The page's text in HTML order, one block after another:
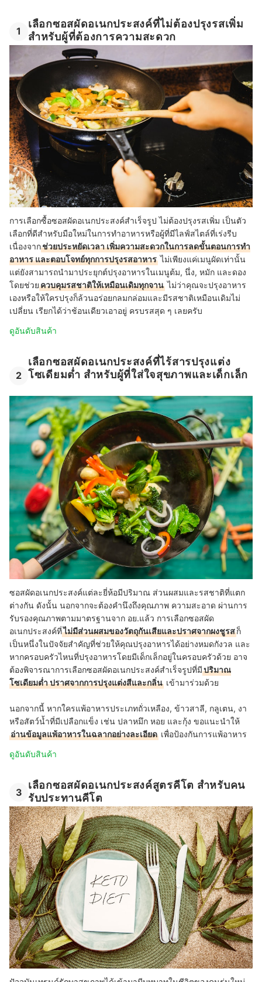
1
เลือกซอสผัดอเนกประสงค์ที่ไม่ต้องปรุงรสเพิ่ม
สำหรับผู้ที่ต้องการความสะดวก
การเลือกซื้อซอสผัดอเนกประสงค์สำเร็จรูป ไม่ต้องปรุงรสเพิ่ม เป็นตัว
เลือกที่ดีสำหรับมือใหม่ในการทำอาหารหรือผู้ที่มีไลฟ์สไตล์ที่เร่งรีบ
เนื่องจากช่วยประหยัดเวลา เพิ่มความสะดวกในการลดขั้นตอนการทำ
อาหาร และตอบโจทย์ทุกการปรุงรสอาหาร ไม่เพียงแค่เมนูผัดเท่านั้น
แต่ยังสามารถนำมาประยุกต์ปรุงอาหารในเมนูต้ม, นึ่ง, หมัก และดอง
โดยช่วยควบคุมรสชาติให้เหมือนเดิมทุกจาน ไม่ว่าคุณจะปรุงอาหาร
เองหรือให้ใครปรุงก็ล้วนอร่อยกลมกล่อมและมีรสชาติเหมือนเดิมไม่
เปลี่ยน เรียกได้ว่าช้อนเดียวเอาอยู่ ครบรสสุด ๆ เลยครับ
ดูอันดับสินค้า
2
เลือกซอสผัดอเนกประสงค์ที่ไร้สารปรุงแต่ง
โซเดียมต่ำ สำหรับผู้ที่ใส่ใจสุขภาพและเด็กเล็ก
ซอสผัดอเนกประสงค์แต่ละยี่ห้อมีปริมาณ ส่วนผสมและรสชาติที่แตก
ต่างกัน ดังนั้น นอกจากจะต้องคำนึงถึงคุณภาพ ความสะอาด ผ่านการ
รับรองคุณภาพตามมาตรฐานจาก อย.แล้ว การเลือกซอสผัด
อเนกประสงค์ที่ไม่มีส่วนผสมของวัตถุกันเสียและปราศจากผงชูรสก็
เป็นหนึ่งในปัจจัยสำคัญที่ช่วยให้คุณปรุงอาหารได้อย่างหมดกังวล และ
หากครอบครัวไหนที่ปรุงอาหารโดยมีเด็กเล็กอยู่ในครอบครัวด้วย อาจ
ต้องพิจารณาการเลือกซอสผัดอเนกประสงค์สำเร็จรูปที่มีปริมาณ
โซเดียมต่ำ ปราศจากการปรุงแต่งสีและกลิ่น เข้ามาร่วมด้วย
นอกจากนี้ หากใครแพ้อาหารประเภทถั่วเหลือง, ข้าวสาลี, กลูเตน, งา
หรือสัตว์น้ำที่มีเปลือกแข็ง เช่น ปลาหมึก หอย และกุ้ง ขอแนะนำให้
อ่านข้อมูลแพ้อาหารในฉลากอย่างละเอียด เพื่อป้องกันการแพ้อาหาร
ดูอันดับสินค้า
3
เลือกซอสผัดอเนกประสงค์สูตรคีโต สำหรับคน
รับประทานคีโต